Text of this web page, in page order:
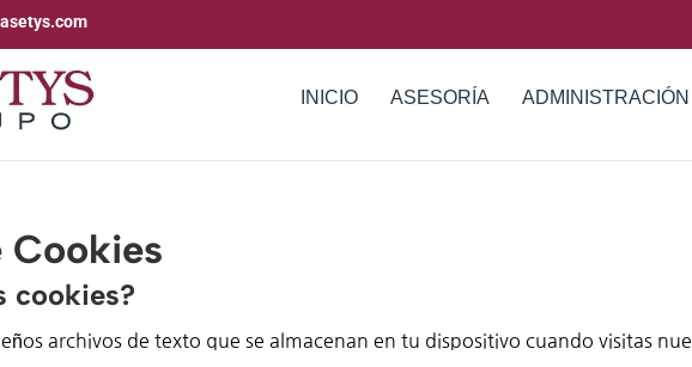
INICIO ASESORÍA
Cookies
cookies?
archivos de texto que se almacenan en tu dispositivo cuando visitas